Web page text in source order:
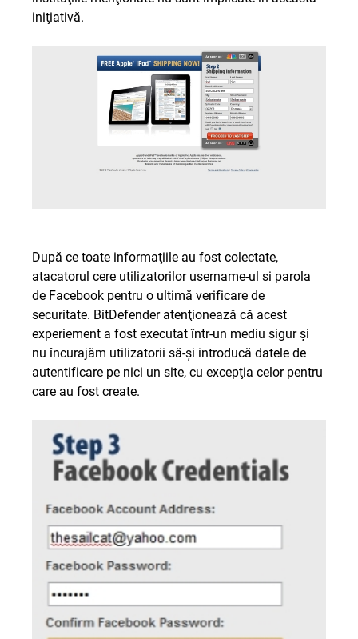
iniţiativă.
După ce toate informaţiile au fost colectate,
atacatorul cere utilizatorilor username-ul si parola
de Facebook pentru o ultimă verificare de
securitate. BitDefender atenţionează că acest
experiement a fost executat într-un mediu sigur şi
nu încurajăm utilizatorii să-şi introducă datele de
autentificare pe nici un site, cu excepţia celor pentru
care au fost create.